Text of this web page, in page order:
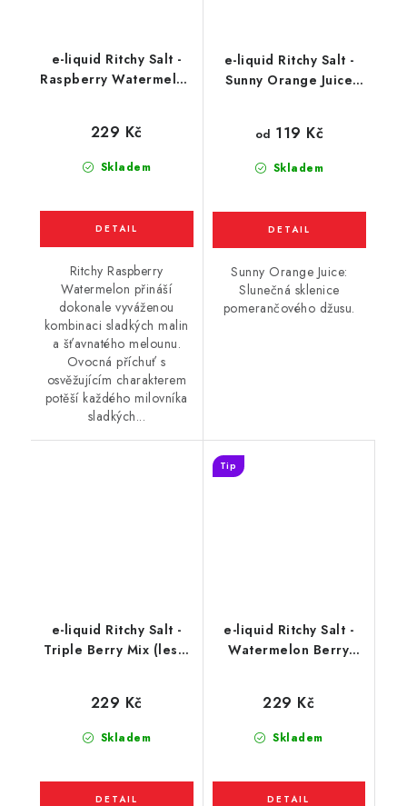
e-liquid Ritchy Salt -
Raspberry Watermelon
Skladem
229 Kč
Ritchy Raspberry
Watermelon přináší
dokonale vyváženou
kombinaci sladkých malin
a šťavnatého melounu.
Ovocná příchuť s
osvěžujícím charakterem
potěší každého milovníka
sladkých...
e-liquid Ritchy Salt -
Sunny Orange Juice
Skladem
od 119 Kč
Sunny Orange Juice:
Slunečná sklenice
pomerančového džusu.
e-liquid Ritchy Salt -
Triple Berry Mix (lesní
Skladem
229 Kč
e-liquid Ritchy Salt -
Watermelon Berry
Tip
Skladem
229 Kč